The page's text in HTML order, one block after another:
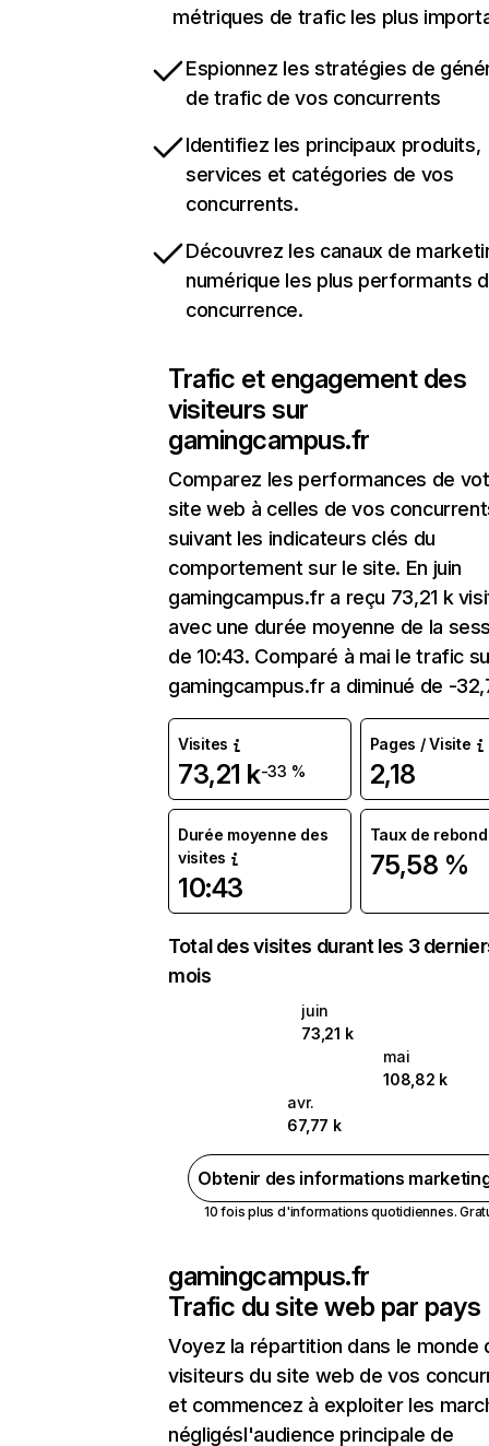
métriques de trafic les plus
Espionnez les stratégies de
de trafic de vos concurrents
Identifiez les principaux produits,
services et catégories de vos
concurrents.
Découvrez les canaux de
numérique les plus performants
concurrence.
Trafic et engagement des
visiteurs sur
gamingcampus.fr
Comparez les performances de
site web à celles de vos
suivant les indicateurs clés du
comportement sur le site. En juin
gamingcampus.fr a reçu 73,21 k
avec une durée moyenne de la
de 10:43. Comparé à mai le trafic
gamingcampus.fr a diminué de -
Visites
73,21 k-33 %
Pages / Visite
2,18
Durée moyenne des
visites
10:43
Taux de rebond
75,58 %
Total des visites durant les 3
mois
juin
73,21 k
mai
108,82 k
avr.
67,77 k
Obtenir des informations
10 fois plus d'informations quotidiennes.
gamingcampus.fr
Trafic du site web par pays
Voyez la répartition dans le monde
visiteurs du site web de vos
et commencez à exploiter les
négligésl'audience principale de